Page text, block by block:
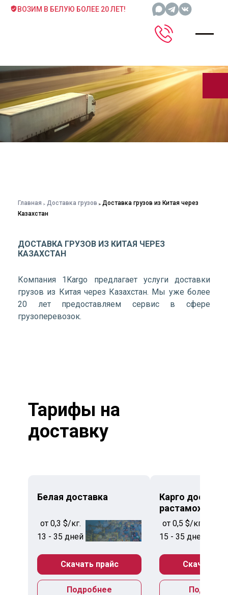
ВОЗИМ В БЕЛУЮ БОЛЕЕ 20 ЛЕТ!
ДОСТАВКА ГРУЗОВ ИЗ КИТАЯ ЧЕРЕЗ
КАЗАХСТАН
Компания 1Kargo предлагает услуги доставки
грузов из Китая через Казахстан. Мы уже более
20 лет предоставляем сервис в сфере
грузоперевозок.
Тарифы на
доставку
Белая доставка
от 0,3 $/кг.
13 - 35 дней
Скачать прайс
Подробнее
Карго
растаможкой
от 0,5 $/кг.
15 - 35 дней
Скачать
Главная Доставка грузов
Доставка грузов из Китая через
Казахстан